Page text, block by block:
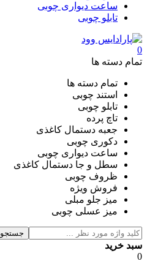
ساعت دیواری چوبی
تابلو چوبی
0
تمام دسته ها
تمام دسته ها
استند چوبی
تابلو چوبی
تاچ پرده
جعبه دستمال کاغذی
دکوری چوبی
ساعت دیواری چوبی
سطل و جا دستمال کاغذی
ظروف چوبی
فروش ویژه
میز جلو مبلی
میز عسلی چوبی
جستجو
سبد خرید
0